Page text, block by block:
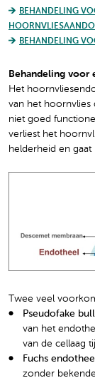
BEHANDELING
BEHANDELING
Behandeling voor
Het
van het hoornvlies
niet goed
verliest het
helderheid en gaat
Twee veel
Pseudofake
van het
van de cellaag
Fuchs
zonder